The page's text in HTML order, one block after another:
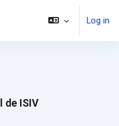
Log in
de ISIV